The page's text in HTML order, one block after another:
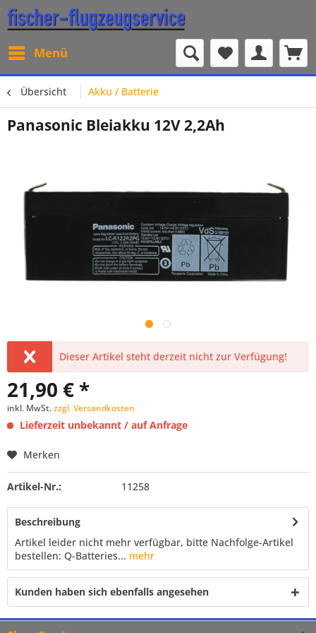
Menü
Übersicht Akku / Batterie
Panasonic Bleiakku 12V 2,2Ah
Dieser Artikel steht derzeit nicht zur Verfügung!
21,90 € *
inkl. MwSt.zzgl. Versandkosten
Lieferzeit unbekannt / auf Anfrage
Merken
Artikel-Nr.: 11258
Beschreibung
Artikel leider nicht mehr verfügbar, bitte Nachfolge-Artikel
bestellen: Q-Batteries... mehr
Kunden haben sich ebenfalls angesehen